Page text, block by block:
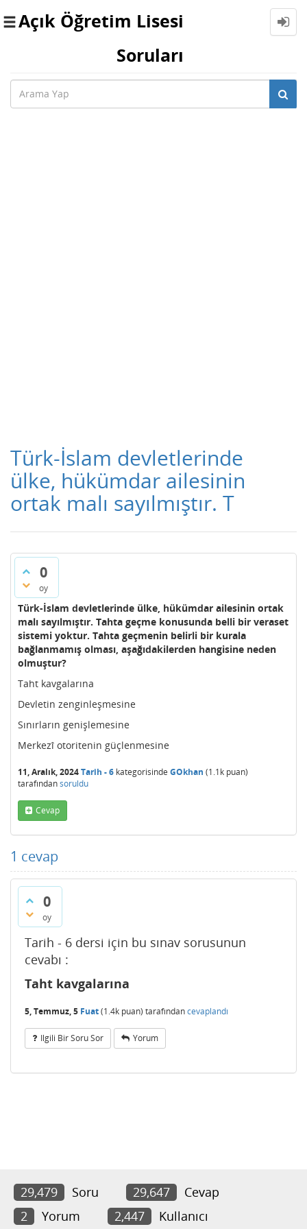
Toggle
Açık Öğretim Lisesi
Soruları
Türk-İslam devletlerinde
ülke, hükümdar ailesinin
ortak malı sayılmıştır. T
0
oy
Türk-İslam devletlerinde ülke, hükümdar ailesinin ortak
malı sayılmıştır. Tahta geçme konusunda belli bir veraset
sistemi yoktur. Tahta geçmenin belirli bir kurala
bağlanmamış olması, aşağıdakilerden hangisine neden
olmuştur?
Taht kavgalarına
Devletin zenginleşmesine
Sınırların genişlemesine
Merkezî otoritenin güçlenmesine
11, Aralık, 2024Tarih - 6 kategorisinde GOkhan (1.1k puan)
tarafındansoruldu
Cevap
1 cevap
0
oy
Tarih - 6 dersi için bu sınav sorusunun
cevabı :
Taht kavgalarına
5, Temmuz, 5 Fuat(1.4k puan) tarafındancevaplandı
Ilgili Bir Soru Sor Yorum
29,479 Soru 29,647
Cevap
2
Yorum 2,447 Kullanıcı